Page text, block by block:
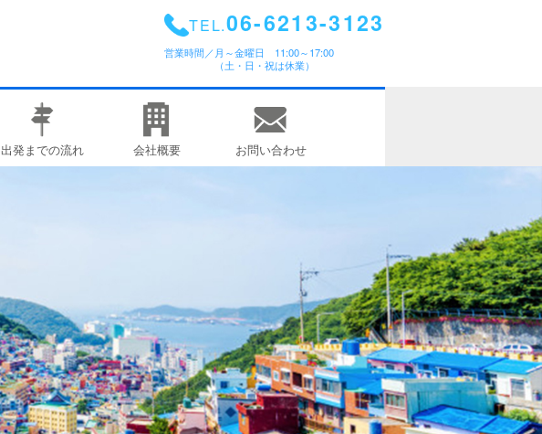
TEL.06-6213-3123
営業時間／ 月～金曜日 11:00～17:00
（土・日・祝は休業）
出発までの流れ 会社概要 お問い合わせ